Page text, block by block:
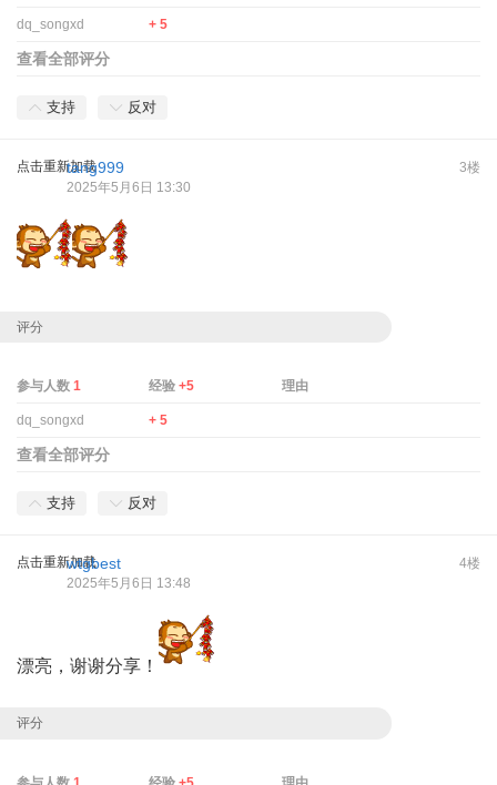
dq_songxd + 5
查看全部评分
支持 反对
点击重新加载 3楼
tang999
2025年5月6日 13:30
评分
参与人数 1 经验+5 理由
dq_songxd + 5
查看全部评分
支持 反对
点击重新加载 4楼
wtgbest
2025年5月6日 13:48
漂亮，谢谢分享！
评分